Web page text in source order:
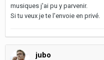
musiques j'ai pu y parvenir.
Si tu veux je te l'envoie en privé.
jubo